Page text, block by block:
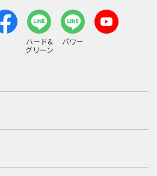
ハード&
グリーン
パワー